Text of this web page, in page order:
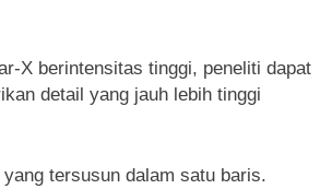
X berintensitas tinggi, peneliti dapat
detail yang jauh lebih tinggi
tersusun dalam satu baris.